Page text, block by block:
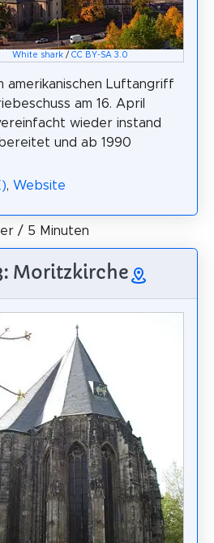
White shark/ CC BY-SA 3.0
amerikanischen Luftangriff
am 16. April
wieder instand
und ab 1990
, Website
/ 5 Minuten
Moritzkirche